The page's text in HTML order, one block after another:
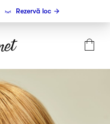
Rezervă loc